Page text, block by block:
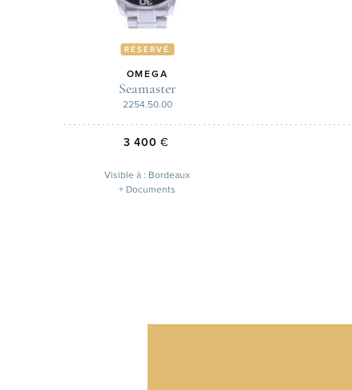
RÉSERVÉ
OMEGA
Seamaster
2254.50.00
3 400 €
Visible à : Bordeaux
+ Documents